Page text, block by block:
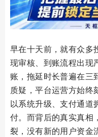
早在十天前，就有众多
现审核、到账流程出现
账，拖延时长普遍在三
质疑，平台运营方始终
以系统升级、支付通道
付。而背后的真实真相
裂，没有新的用户资金